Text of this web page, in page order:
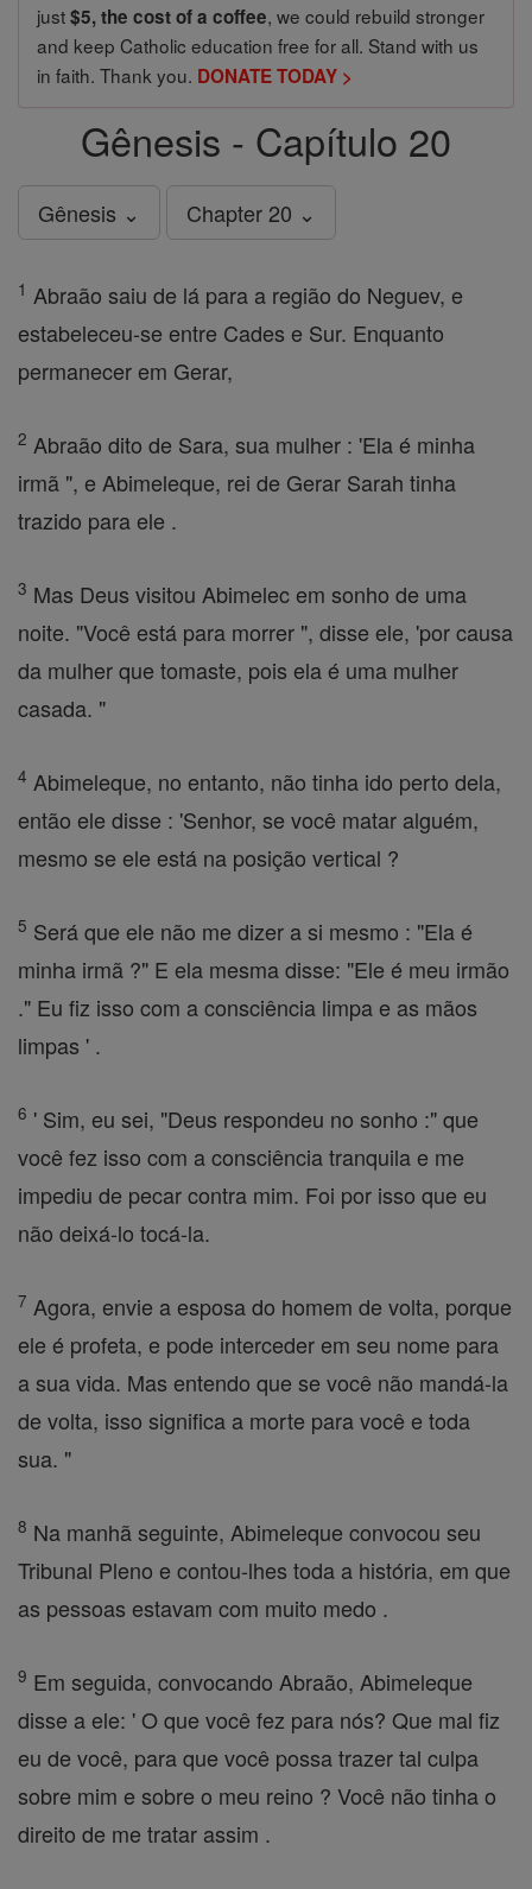
just$5, the cost of a coffee, we could rebuild stronger
and keep Catholic education free for all. Stand with us
in faith. Thank you. DONATE TODAY >
Gênesis - Capítulo 20
Gênesis ⌄ Chapter 20 ⌄
1 Abraão saiu de lá para a região do Neguev, e
estabeleceu-se entre Cades e Sur. Enquanto
permanecer em Gerar,
2 Abraão dito de Sara, sua mulher : 'Ela é minha
irmã ", e Abimeleque, rei de Gerar Sarah tinha
trazido para ele .
3 Mas Deus visitou Abimelec em sonho de uma
noite. "Você está para morrer ", disse ele, 'por causa
da mulher que tomaste, pois ela é uma mulher
casada. "
4 Abimeleque, no entanto, não tinha ido perto dela,
então ele disse : 'Senhor, se você matar alguém,
mesmo se ele está na posição vertical ?
5 Será que ele não me dizer a si mesmo : "Ela é
minha irmã ?" E ela mesma disse: "Ele é meu irmão
." Eu fiz isso com a consciência limpa e as mãos
limpas ' .
6 ' Sim, eu sei, "Deus respondeu no sonho :" que
você fez isso com a consciência tranquila e me
impediu de pecar contra mim. Foi por isso que eu
não deixá-lo tocá-la.
7 Agora, envie a esposa do homem de volta, porque
ele é profeta, e pode interceder em seu nome para
a sua vida. Mas entendo que se você não mandá-la
de volta, isso significa a morte para você e toda
sua. "
8 Na manhã seguinte, Abimeleque convocou seu
Tribunal Pleno e contou-lhes toda a história, em que
as pessoas estavam com muito medo .
9 Em seguida, convocando Abraão, Abimeleque
disse a ele: ' O que você fez para nós? Que mal fiz
eu de você, para que você possa trazer tal culpa
sobre mim e sobre o meu reino ? Você não tinha o
direito de me tratar assim .